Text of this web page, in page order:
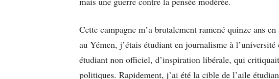
Cette campagne m’a brutalement ramené quinze ans
au Yémen, j’étais étudiant en journalisme à
étudiant non officiel, d’inspiration libérale, qui
politiques. Rapidement, j’ai été la cible de l’aile